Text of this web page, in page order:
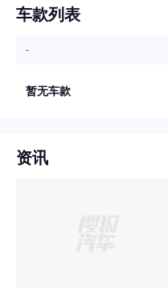
车款列表
-
暂无车款
资讯